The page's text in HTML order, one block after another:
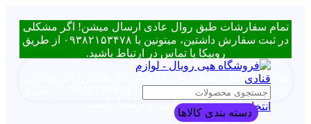
تمام سفارشات طبق روال عادی ارسال میشن! اگر مشکلی
در ثبت سفارش داشتین، میتونین با ۰۹۳۸۲۱۵۳۴۷۸ از طریق
روبیکا یا تماس در ارتباط باشید.
تمام سفارشات طبق روال عادی ارسال میشن! اگر مشکلی
روبیکا یا تماس در ارتباط باشید.انتخاب دسته بندی
دسته بندی کالاها